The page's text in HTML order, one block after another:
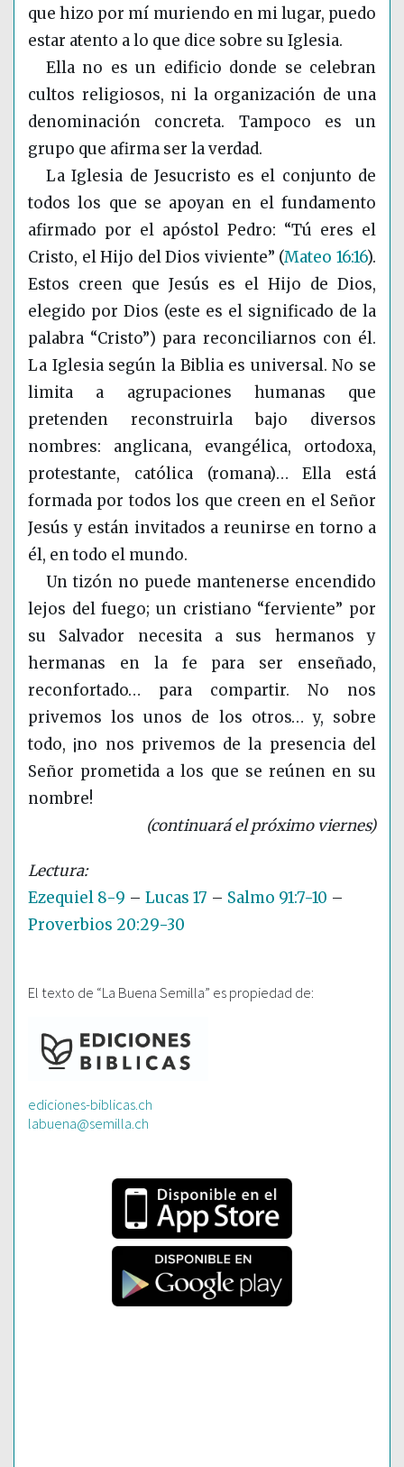
que hizo por mí muriendo en mi lugar, puedo
estar atento a lo que dice sobre su Iglesia.
Ella no es un edificio donde se celebran
cultos religiosos, ni la organización de una
denominación concreta. Tampoco es un
grupo que afirma ser la verdad.
La Iglesia de Jesucristo es el conjunto de
todos los que se apoyan en el fundamento
afirmado por el apóstol Pedro: “Tú eres el
Cristo, el Hijo del Dios viviente” (Mateo 16:16).
Estos creen que Jesús es el Hijo de Dios,
elegido por Dios (este es el significado de la
palabra “Cristo”) para reconciliarnos con él.
La Iglesia según la Biblia es universal. No se
limita a agrupaciones humanas que
pretenden reconstruirla bajo diversos
nombres: anglicana, evangélica, ortodoxa,
protestante, católica (romana)… Ella está
formada por todos los que creen en el Señor
Jesús y están invitados a reunirse en torno a
él, en todo el mundo.
Un tizón no puede mantenerse encendido
lejos del fuego; un cristiano “ferviente” por
su Salvador necesita a sus hermanos y
hermanas en la fe para ser enseñado,
reconfortado… para compartir. No nos
privemos los unos de los otros… y, sobre
todo, ¡no nos privemos de la presencia del
Señor prometida a los que se reúnen en su
nombre!
(continuará el próximo viernes)
Ezequiel 8-9 – Lucas 17 – Salmo 91:7-10 –
Proverbios 20:29-30
El texto de “La Buena Semilla” es propiedad de:
ediciones-biblicas.ch
labuena@semilla.ch